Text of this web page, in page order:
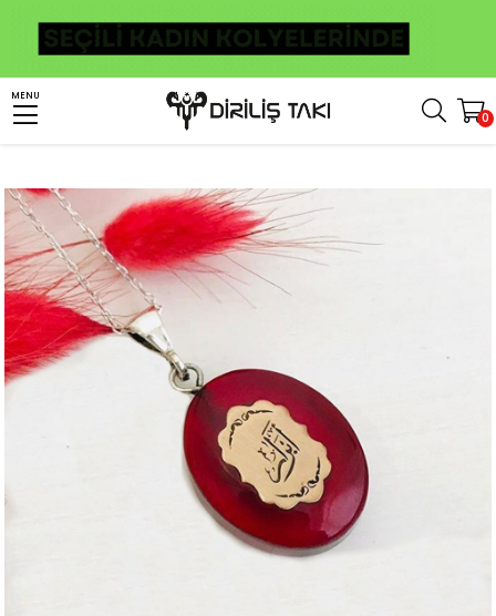
MENU
0
Kişiye Özel Ürünler
Kişiye Özel Arapça Ebrar Yazılı Kehribar Taşlı Kolye